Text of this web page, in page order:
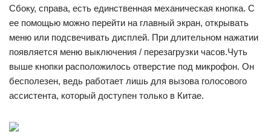
Сбоку, справа, есть единственная механическая кнопка. С
ее помощью можно перейти на главный экран, открывать
меню или подсвечивать дисплей. При длительном нажатии
появляется меню выключения / перезагрузки часов.Чуть
выше кнопки расположилось отверстие под микрофон. Он
бесполезен, ведь работает лишь для вызова голосового
ассистента, который доступен только в Китае.